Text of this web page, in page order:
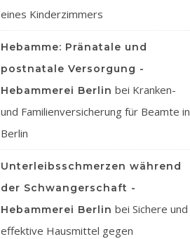
eines Kinderzimmers
Hebamme: Pränatale und
postnatale Versorgung -
Hebammerei Berlin bei Kranken-
und Familienversicherung für Beamte in
Berlin
Unterleibsschmerzen während
der Schwangerschaft -
Hebammerei Berlin bei Sichere und
effektive Hausmittel gegen